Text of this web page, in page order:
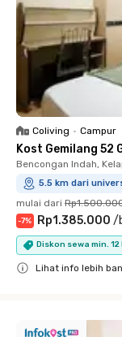
Coliving • Campur
Kost Gemilang 52
Bencongan Indah,
5.5 km dari
mulai dari
-7% Rp1.385.000 /
Diskon sewa min. 12
Lihat info lebih